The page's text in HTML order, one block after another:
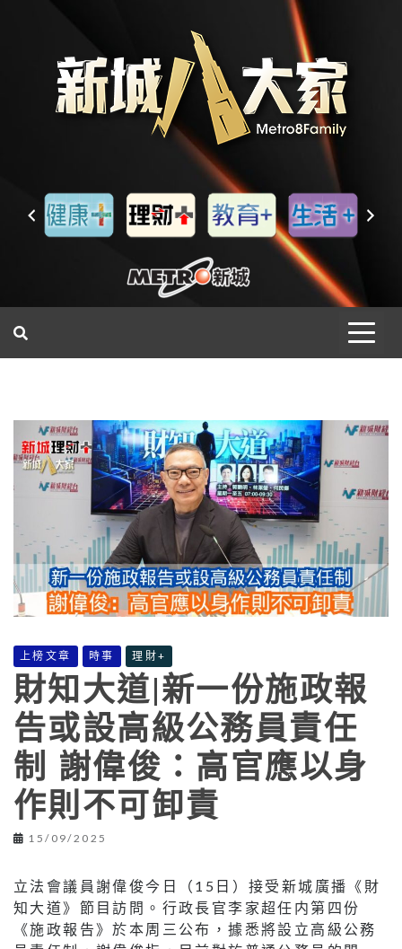
上榜文章 時事 理財+
財知大道|新一份施政報
告或設高級公務員責任
制 謝偉俊：高官應以身
作則不可卸責
15/09/2025
立法會議員謝偉俊今日（15日）接受新城廣播《財
知大道》節目訪問。行政長官李家超任内第四份
《施政報告》於本周三公布，據悉將設立高級公務